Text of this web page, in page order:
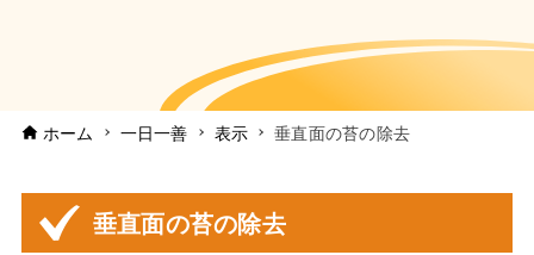
ホーム 一日一善 表示 垂直面の苔の除去
垂直面の苔の除去